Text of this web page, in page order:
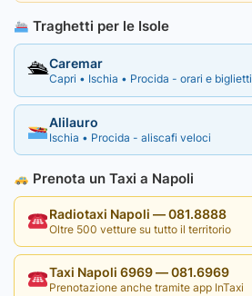
Traghetti per le Isole
🛳Caremar
Capri • Ischia • Procida - orari e biglietti
Alilauro
Ischia • Procida - aliscafi veloci
Prenota un Taxi a Napoli
Radiotaxi Napoli — 081.8888
Oltre 500 vetture su tutto il territorio
Taxi Napoli 6969 — 081.6969
Prenotazione anche tramite app InTaxi